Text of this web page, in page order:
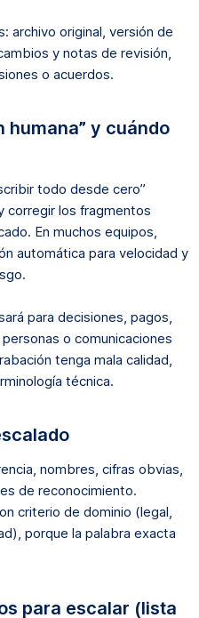
archivo original, versión de
y notas de revisión,
o acuerdos.
humana” y cuándo
todo desde cero”
corregir los fragmentos
En muchos equipos,
automática para velocidad y
para decisiones, pagos,
o comunicaciones
tenga mala calidad,
técnica.
nombres, cifras obvias,
de reconocimiento.
criterio de dominio (legal,
porque la palabra exacta
para escalar (lista